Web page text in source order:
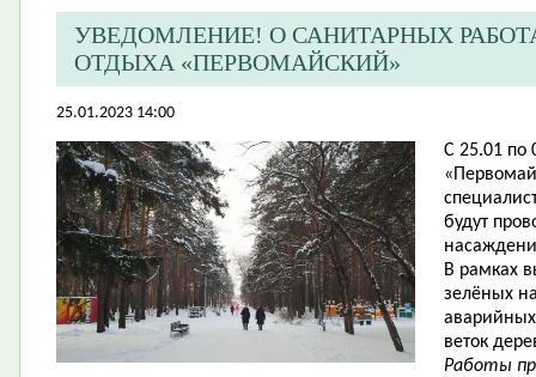
​УВЕДОМЛЕНИЕ! О САНИТАРНЫХ
ОТДЫХА «ПЕРВОМАЙСКИЙ»
25.01.2023 14:00
С 25.01 по
будут
В рамках
зелёных
веток
Работы